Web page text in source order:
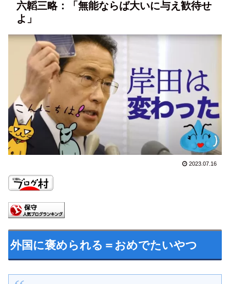
六韜三略：「無能ならば大いに与え歓待せ
よ」
2023.07.16
外国に褒められる＝おめでたいやつ